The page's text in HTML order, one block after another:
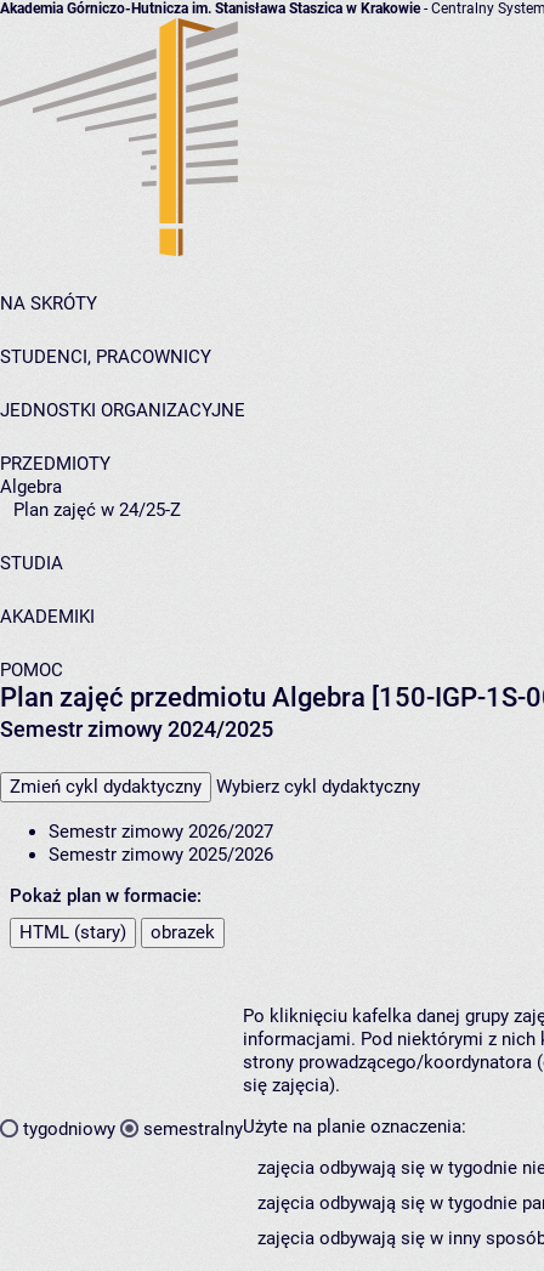
Akademia Górniczo-Hutnicza im. Stanisława Staszica w Krakowie- Centralny
NA SKRÓTY
STUDENCI, PRACOWNICY
JEDNOSTKI ORGANIZACYJNE
PRZEDMIOTY
Algebra
Plan zajęć w 24/25-Z
STUDIA
AKADEMIKI
POMOC
Plan zajęć przedmiotu Algebra [150-IGP-1S-
Semestr zimowy 2024/2025
Zmień cykl dydaktyczny Wybierz cykl dydaktyczny
Semestr zimowy 2026/2027
Semestr zimowy 2025/2026
Pokaż plan w formacie:
HTML (stary)
obrazek
tygodniowy semestralny
Po kliknięciu kafelka danej grupy
informacjami. Pod niektórymi z nich
strony prowadzącego/koordynatora
się zajęcia).
Użyte na planie oznaczenia:
zajęcia odbywają się w tygodnie
zajęcia odbywają się w tygodnie
zajęcia odbywają się w inny